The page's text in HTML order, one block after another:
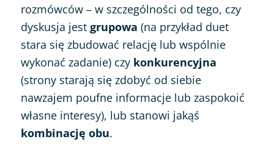
rozmówców – w szczególności od tego, czy
dyskusja jest grupowa (na przykład duet
stara się zbudować relację lub wspólnie
wykonać zadanie) czy konkurencyjna
(strony starają się zdobyć od siebie
nawzajem poufne informacje lub zaspokoić
własne interesy), lub stanowi jakąś
kombinację obu.